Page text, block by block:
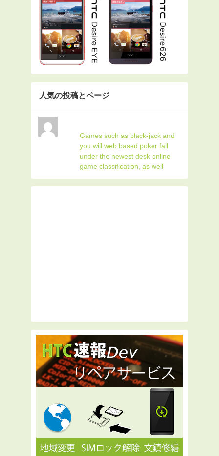
人気の投稿とページ
Games such as black-jack and
you will web based poker fall
under the newest desk online
game classification, as well